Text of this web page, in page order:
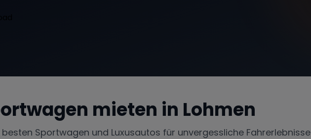
mieten in Lohmen
besten Sportwagen und Luxusautos für unvergessliche Fahrerlebnisse